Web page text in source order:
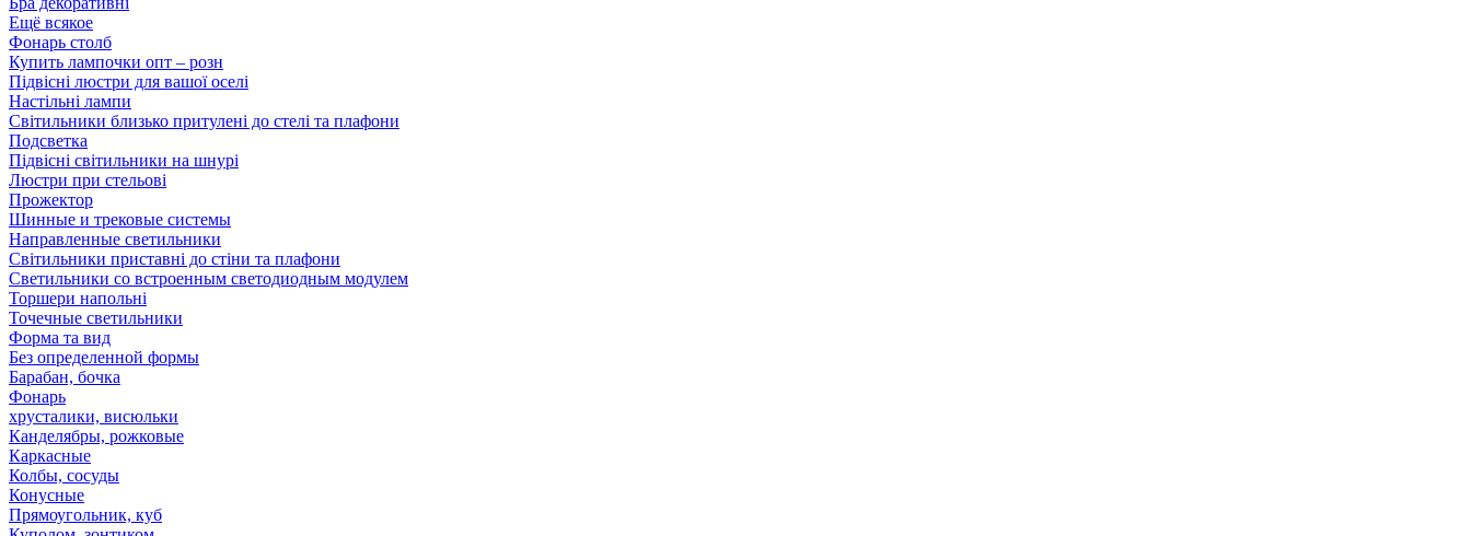
Ещё всякое
Фонарь столб
Купить лампочки опт – розн
Підвісні люстри для вашої оселі
Настільні лампи
Світильники близько притулені до стелі та плафони
Подсветка
Підвісні світильники на шнурі
Люстри при стельові
Прожектор
Шинные и трековые системы
Направленные светильники
Світильники приставні до стіни та плафони
Светильники со встроенным светодиодным модулем
Торшери напольні
Точечные светильники
Форма та вид
Без определенной формы
Барабан, бочка
Фонарь
хрусталики, висюльки
Канделябры, рожковые
Каркасные
Колбы, сосуды
Конусные
Прямоугольник, куб